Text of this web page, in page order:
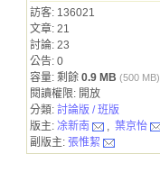
訪客: 136021
文章: 21
討論: 23
公告: 0
容量: 剩餘 0.9 MB (500 MB)
閱讀權限: 開放
分類: 討論版 / 班版
版主: 凃新南 , 葉京怡
副版主: 張惟絜